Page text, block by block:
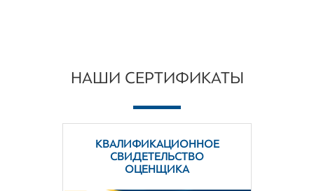
НАШИ СЕРТИФИКАТЫ
КВАЛИФИКАЦИОННОЕ
СВИДЕТЕЛЬСТВО
ОЦЕНЩИКА